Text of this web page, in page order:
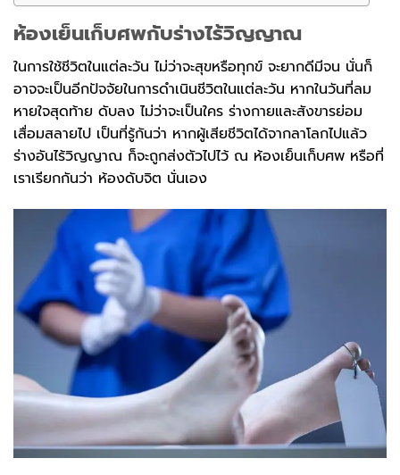
ห้องเย็นเก็บศพกับร่างไร้วิญญาณ
ในการใช้ชีวิตในแต่ละวัน ไม่ว่าจะสุขหรือทุกข์ จะยากดีมีจน นั่นก็
อาจจะเป็นอีกปัจจัยในการดำเนินชีวิตในแต่ละวัน หากในวันที่ลม
หายใจสุดท้าย ดับลง ไม่ว่าจะเป็นใคร ร่างกายและสังขารย่อม
เสื่อมสลายไป เป็นที่รู้กันว่า หากผู้เสียชีวิตได้จากลาโลกไปแล้ว
ร่างอันไร้วิญญาณ ก็จะถูกส่งตัวไปไว้ ณ ห้องเย็นเก็บศพ หรือที่
เราเรียกกันว่า ห้องดับจิต นั่นเอง